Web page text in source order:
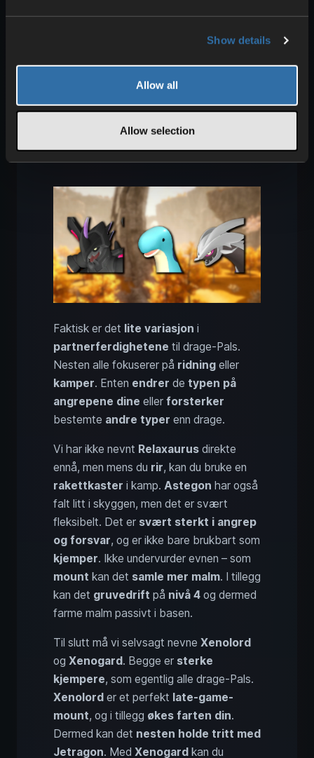
Show details
Allow all
Allow selection
ekstremt rasktog
dermed uslåelig.
Viktige partnerferdigheter
for drage-Pals: angrepstyper
og gruvedrift
Faktisk er det lite variasjon i
partnerferdighetene til drage-Pals.
Nesten alle fokuserer på ridning eller
kamper. Enten endrer de typen på
angrepene dine eller forsterker
bestemte andre typer enn drage.
Vi har ikke nevnt Relaxaurus direkte
ennå, men mens du rir, kan du bruke en
rakettkaster i kamp. Astegon har også
falt litt i skyggen, men det er svært
fleksibelt. Det er svært sterkt i angrep
og forsvar, og er ikke bare brukbart som
kjemper. Ikke undervurder evnen – som
mount kan det samle mer malm. I tillegg
kan det gruvedrift på nivå 4 og dermed
farme malm passivt i basen.
Til slutt må vi selvsagt nevne Xenolord
og Xenogard . Begge er sterke
kjempere, som egentlig alle drage-Pals.
Xenolord er et perfekt late-game-
mount, og i tillegg økes farten din.
Dermed kan det nesten holde tritt med
Jetragon. Med Xenogard kan du